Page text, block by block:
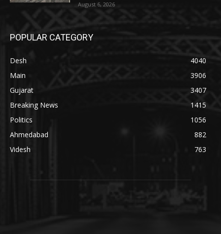
August 6, 2026
POPULAR CATEGORY
Desh
4040
Main
3906
Gujarat
3407
Breaking News
1415
Politics
1056
Ahmedabad
882
Videsh
763